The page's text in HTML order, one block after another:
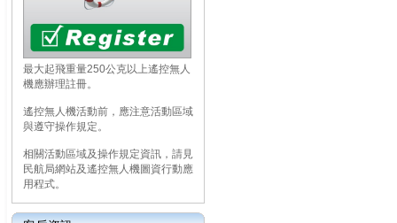
最大起飛重量250公克以上遙控無人
機應辦理註冊。
遙控無人機活動前，應注意活動區域
與遵守操作規定。
相關活動區域及操作規定資訊，請見
民航局網站及遙控無人機圖資行動應
用程式。